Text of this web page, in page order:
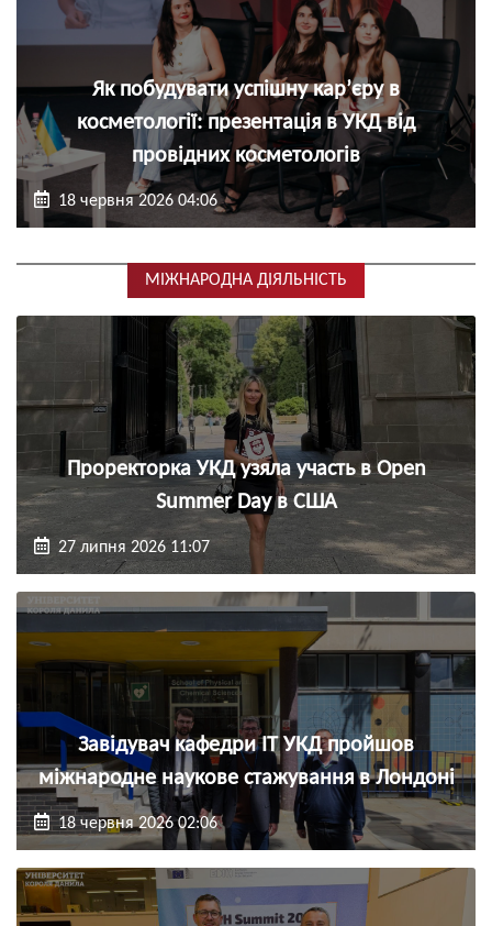
Як побудувати успішну кар’єру в
косметології: презентація в УКД від
провідних косметологів
18 червня 2026 04:06
МІЖНАРОДНА ДІЯЛЬНІСТЬ
Проректорка УКД узяла участь в Open
Summer Day в США
27 липня 2026 11:07
Завідувач кафедри ІТ УКД пройшов
міжнародне наукове стажування в Лондоні
18 червня 2026 02:06